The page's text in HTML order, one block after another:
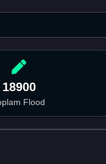
18900
Flood